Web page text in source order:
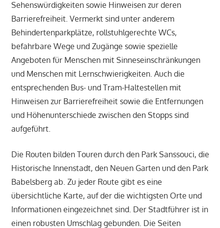
Sehenswürdigkeiten sowie Hinweisen zur deren
Barrierefreiheit. Vermerkt sind unter anderem
Behindertenparkplätze, rollstuhlgerechte WCs,
befahrbare Wege und Zugänge sowie spezielle
Angeboten für Menschen mit Sinneseinschränkungen
und Menschen mit Lernschwierigkeiten. Auch die
entsprechenden Bus- und Tram-Haltestellen mit
Hinweisen zur Barrierefreiheit sowie die Entfernungen
und Höhenunterschiede zwischen den Stopps sind
aufgeführt.
Die Routen bilden Touren durch den Park Sanssouci, die
Historische Innenstadt, den Neuen Garten und den Park
Babelsberg ab. Zu jeder Route gibt es eine
übersichtliche Karte, auf der die wichtigsten Orte und
Informationen eingezeichnet sind. Der Stadtführer ist in
einen robusten Umschlag gebunden. Die Seiten